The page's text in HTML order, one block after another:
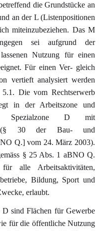
die Grundstücke an
an der L (Listenpositionen
miteinzubeziehen. Das M
sei aufgrund der
Nutzung für einen
Für einen Ver- gleich
vertieft analysiert werden
Die vom Rechtserwerb
in der Arbeitszone und
Spezialzone D mit
(§ 30 der Bau- und
Q.] vom 24. März 2003).
§ 25 Abs. 1 aBNO Q.
alle Arbeitsaktivitäten,
Bildung, Sport und
erlaubt.
sind Flächen für Gewerbe
für die öffentliche Nutzung